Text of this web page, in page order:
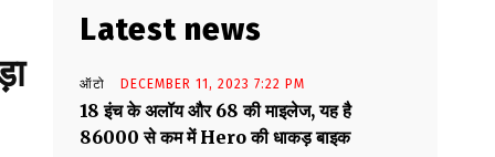
Latest news
ऑटो DECEMBER 11, 2023 7:22 PM
18 इंच के अलॉय और 68 की माइलेज, यह है
86000 से कम में Hero की धाकड़ बाइक